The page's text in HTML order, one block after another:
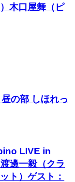
木口屋舞（ピ
の部 しほれっ
LIVE in
邊一毅（クラ
ト）ゲスト：